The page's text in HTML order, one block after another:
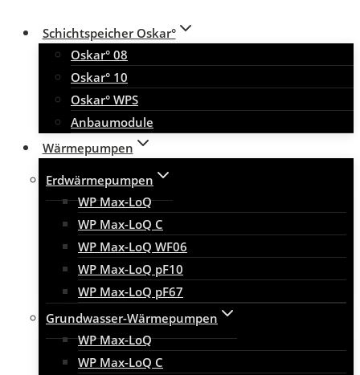
Schichtspeicher Oskar°
Oskar° 08
Oskar° 10
Oskar° WPS
Anbaumodule
Wärmepumpen
Erdwärmepumpen
WP Max-LoQ
WP Max-LoQ C
WP Max-LoQ WF06
WP Max-LoQ pF10
WP Max-LoQ pF67
Grundwasser-Wärmepumpen
WP Max-LoQ
WP Max-LoQ C